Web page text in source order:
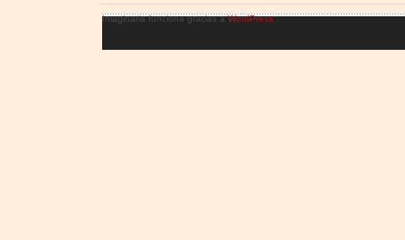
Imaginaria funciona gracias aWordPress